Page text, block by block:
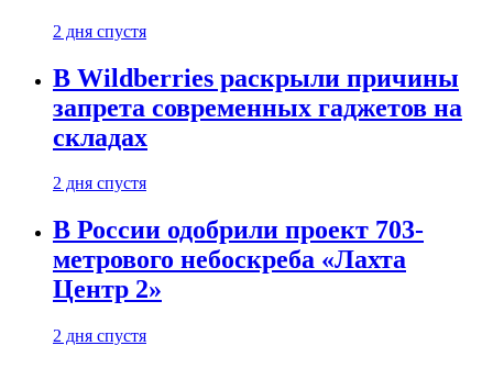
2 дня спустя
В Wildberries раскрыли причины
запрета современных гаджетов на
складах
2 дня спустя
В России одобрили проект 703-
метрового небоскреба «Лахта
Центр 2»
2 дня спустя